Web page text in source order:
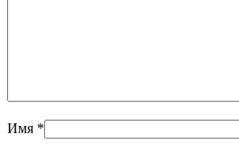
Имя *